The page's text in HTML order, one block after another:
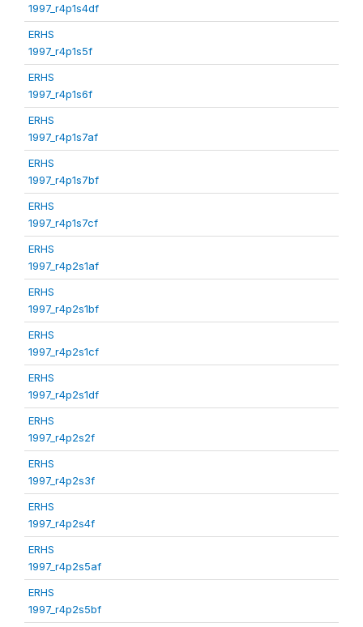
1997_r4p1s4df
ERHS
1997_r4p1s5f
ERHS
1997_r4p1s6f
ERHS
1997_r4p1s7af
ERHS
1997_r4p1s7bf
ERHS
1997_r4p1s7cf
ERHS
1997_r4p2s1af
ERHS
1997_r4p2s1bf
ERHS
1997_r4p2s1cf
ERHS
1997_r4p2s1df
ERHS
1997_r4p2s2f
ERHS
1997_r4p2s3f
ERHS
1997_r4p2s4f
ERHS
1997_r4p2s5af
ERHS
1997_r4p2s5bf